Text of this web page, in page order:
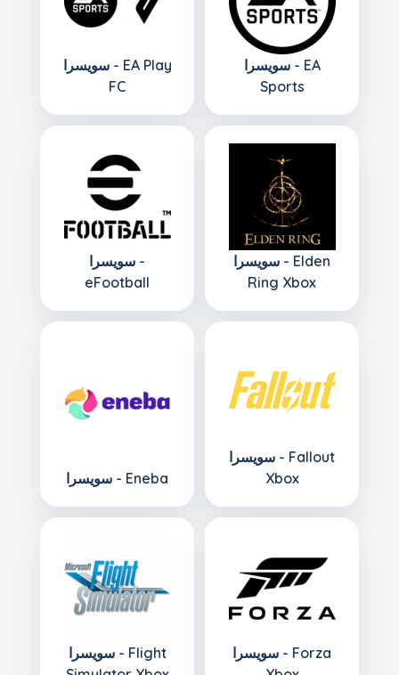
سويسرا - EA Play
FC
سويسرا - EA
Sports
سويسرا -
eFootball
سويسرا - Elden
Ring Xbox
سويسرا - Eneba
سويسرا - Fallout
Xbox
سويسرا - Flight
سويسرا - Forza